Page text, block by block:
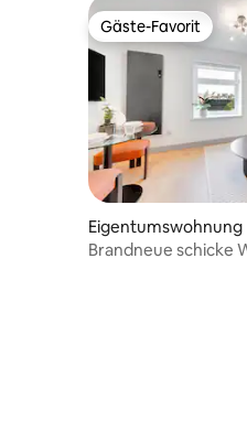
Gäste-Favorit
Gäste-Favorit
Eigentumswohnung
Brandneue schicke